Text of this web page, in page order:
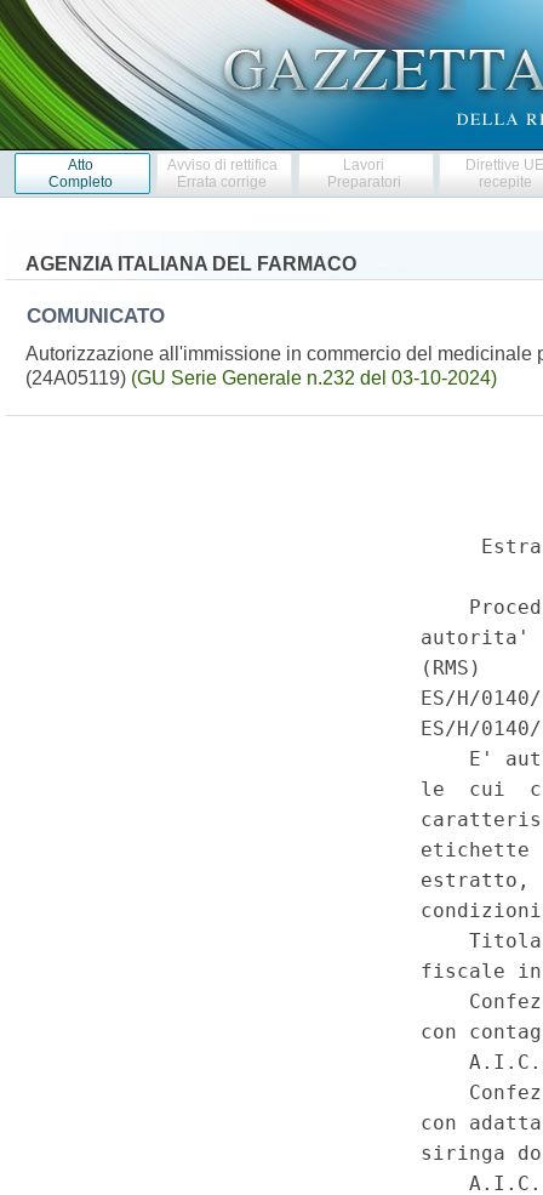
Atto
Completo
Avviso di rettifica
Errata corrige
Lavori
Preparatori
Direttive
recepite
AGENZIA ITALIANA DEL FARMACO
COMUNICATO
Autorizzazione all'immissione in commercio del medicinale
(24A05119) (GU Serie Generale n.232 del 03-10-2024)